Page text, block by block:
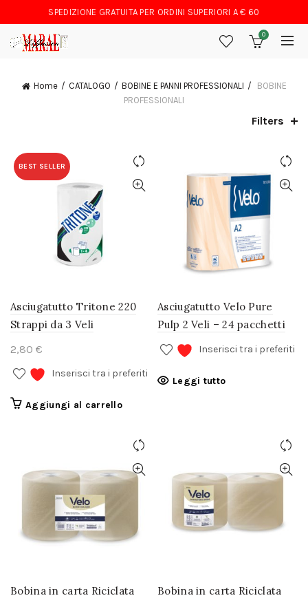
SPEDIZIONE GRATUITA PER ORDINI SUPERIORI A € 60
0
Home CATALOGO BOBINE E PANNI PROFESSIONALI
BOBINE
PROFESSIONALI
Filters
BEST SELLER
Asciugatutto Tritone 220
Strappi da 3 Veli
€
Inserisci tra i preferiti
Aggiungi al carrello
Asciugatutto Velo Pure
Pulp 2 Veli – 24 pacchetti
Inserisci tra i preferiti
Leggi tutto
Bobina in carta Riciclata
Bobina in carta Riciclata